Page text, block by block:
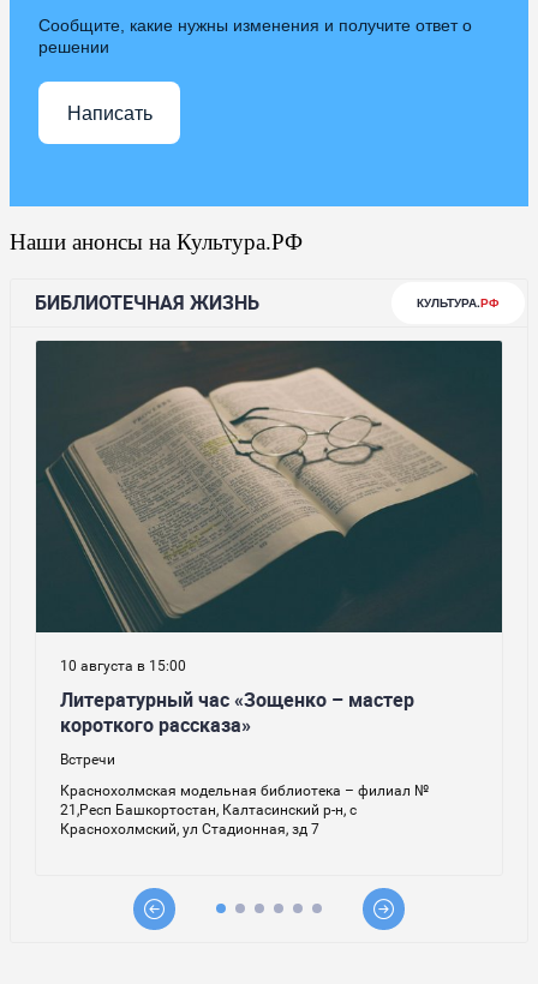
Сообщите, какие нужны изменения и получите ответ о
решении
Написать
Наши анонсы на Культура.РФ